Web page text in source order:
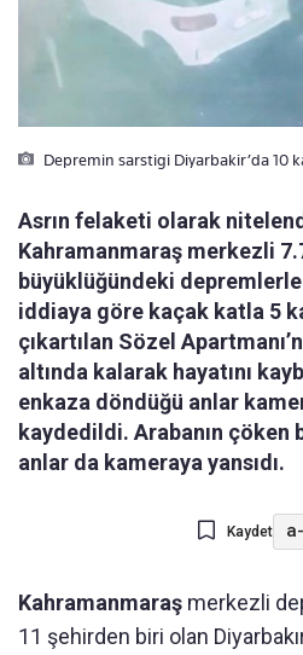
Depremin sarstigi Diyarbakir’da 10
Asrın felaketi olarak
Kahramanmaraş merkezli
büyüklüğündeki depremlerle
iddiaya göre kaçak katla 5
çıkartılan Sözel
altında kalarak hayatını
enkaza döndüğü anlar
kaydedildi. Arabanın çöken
anlar da kameraya yansıdı.
Kaydet a-
Kahramanmaraş merkezli
11 şehirden biri olan